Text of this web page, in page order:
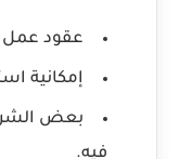
عقود عمل
إمكانية
بعض
فيه.